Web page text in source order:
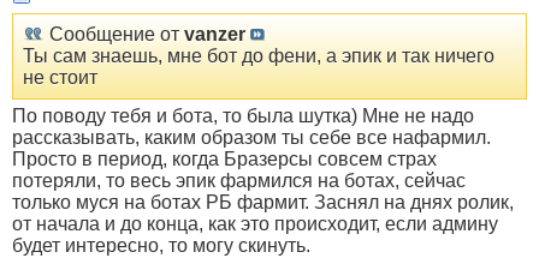
Сообщение от vanzer
Ты сам знаешь, мне бот до фени, а эпик и так ничего
не стоит
По поводу тебя и бота, то была шутка) Мне не надо
рассказывать, каким образом ты себе все нафармил.
Просто в период, когда Бразерсы совсем страх
потеряли, то весь эпик фармился на ботах, сейчас
только муся на ботах РБ фармит. Заснял на днях ролик,
от начала и до конца, как это происходит, если админу
будет интересно, то могу скинуть.